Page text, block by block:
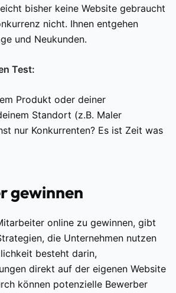
bisher keine Website gebraucht
nicht. Ihnen entgehen
und Neukunden.
Test:
Produkt oder deiner
Standort (z.B. Maler
nur Konkurrenten? Es ist Zeit was
gewinnen
online zu gewinnen, gibt
die Unternehmen nutzen
besteht darin,
direkt auf der eigenen Website
können potenzielle Bewerber